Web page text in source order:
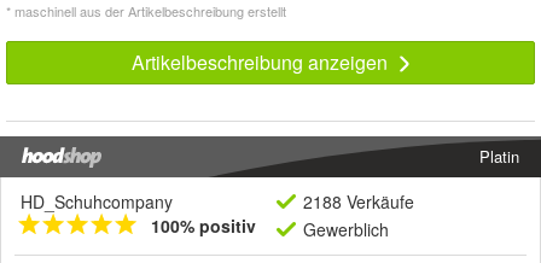
* maschinell aus der Artikelbeschreibung erstellt
Artikelbeschreibung anzeigen
Platin
HD_Schuhcompany
100% positiv
2188 Verkäufe
Gewerblich